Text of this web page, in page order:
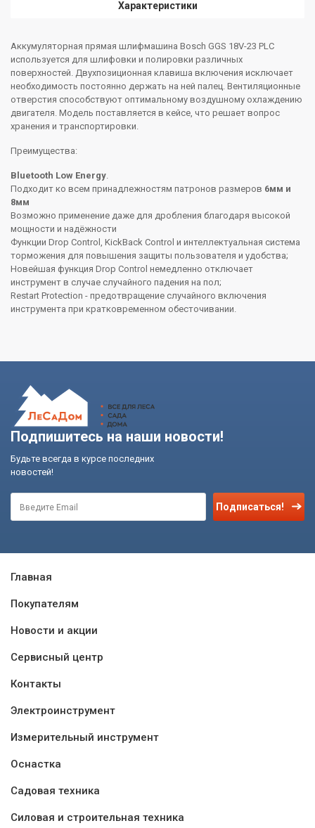
Характеристики
Аккумуляторная прямая шлифмашина Bosch GGS 18V-23 PLC
используется для шлифовки и полировки различных
поверхностей. Двухпозиционная клавиша включения исключает
необходимость постоянно держать на ней палец. Вентиляционные
отверстия способствуют оптимальному воздушному охлаждению
двигателя. Модель поставляется в кейсе, что решает вопрос
хранения и транспортировки.
Преимущества:
Bluetooth Low Energy
Подходит ко всем принадлежностям патронов размеров 6мм и
8мм
Возможно применение даже для дробления благодаря высокой
мощности и надёжности
Функции Drop Control, KickBack Control и интеллектуальная система
торможения для повышения защиты пользователя и удобства;
Новейшая функция Drop Control немедленно отключает
инструмент в случае случайного падения на пол;
Restart Protection - предотвращение случайного включения
инструмента при кратковременном обесточивании.
Подпишитесь на наши новости!
Будьте всегда в курсе последних
новостей!
Подписаться!
Главная
Покупателям
Новости и акции
Сервисный центр
Контакты
Электроинструмент
Измерительный инструмент
Оснастка
Садовая техника
Силовая и строительная техника